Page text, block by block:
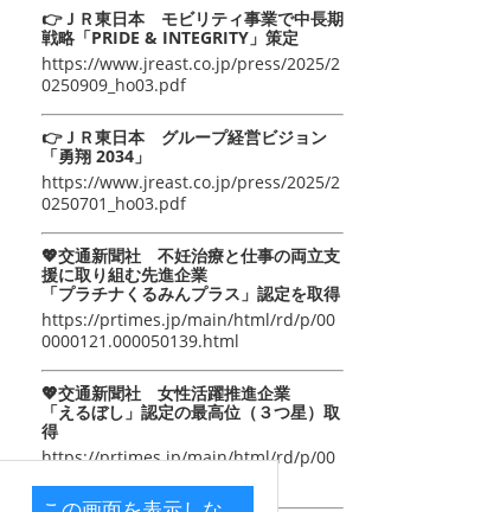
👉ＪＲ東日本 モビリティ事業で中長期
戦略「PRIDE & INTEGRITY」策定
https://www.jreast.co.jp/press/2025/2
0250909_ho03.pdf
👉ＪＲ東日本 グループ経営ビジョン
「勇翔 2034」
https://www.jreast.co.jp/press/2025/2
0250701_ho03.pdf
💖交通新聞社 不妊治療と仕事の両立支
援に取り組む先進企業
「プラチナくるみんプラス」認定を取得
https://prtimes.jp/main/html/rd/p/00
0000121.000050139.html
💖交通新聞社 女性活躍推進企業
「えるぼし」認定の最高位（３つ星）取
得
https://prtimes.jp/main/html/rd/p/00